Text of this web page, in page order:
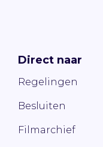
Direct naar
Regelingen
Besluiten
Filmarchief